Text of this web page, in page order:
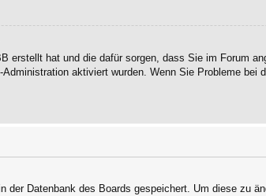
erstellt hat und die dafür sorgen, dass Sie im Forum
aktiviert wurden. Wenn Sie Probleme
Datenbank des Boards gespeichert. Um diese zu